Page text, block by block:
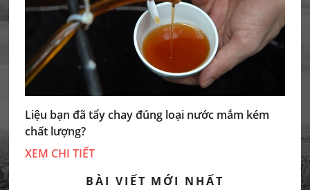
BÀI VIẾT MỚI NHẤT
Liệu bạn đã tẩy chay đúng loại nước mắm kém
chất lượng?
XEM CHI TIẾT